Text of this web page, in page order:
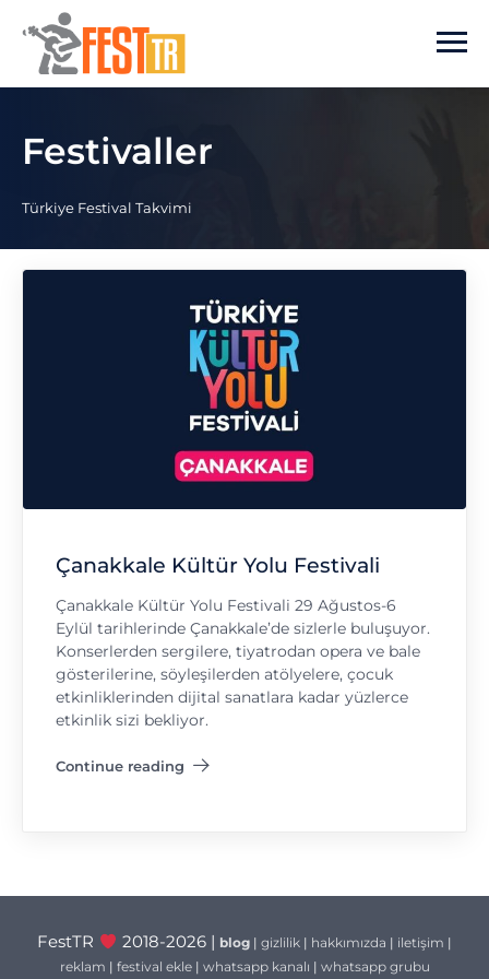
Ana içeriğe atla
Festivaller
Türkiye Festival Takvimi
Çanakkale Kültür Yolu Festivali
Çanakkale Kültür Yolu Festivali 29 Ağustos-6
Eylül tarihlerinde Çanakkale’de sizlerle buluşuyor.
Konserlerden sergilere, tiyatrodan opera ve bale
gösterilerine, söyleşilerden atölyelere, çocuk
etkinliklerinden dijital sanatlara kadar yüzlerce
etkinlik sizi bekliyor.
Continue reading
"Çanakkale Kültür Yolu Festivali"
FestTR 2018-2026 | blog| gizlilik| hakkımızda | iletişim |
reklam | festival ekle| whatsapp kanalı | whatsapp grubu